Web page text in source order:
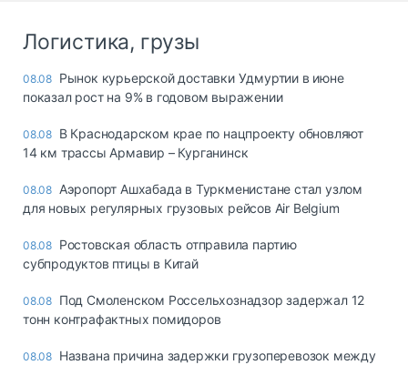
Логистика, грузы
08.08 Рынок курьерской доставки Удмуртии в июне
показал рост на 9% в годовом выражении
08.08 В Краснодарском крае по нацпроекту обновляют
14 км трассы Армавир – Курганинск
08.08 Аэропорт Ашхабада в Туркменистане стал узлом
для новых регулярных грузовых рейсов Air Belgium
08.08 Ростовская область отправила партию
субпродуктов птицы в Китай
08.08 Под Смоленском Россельхознадзор задержал 12
тонн контрафактных помидоров
08.08 Названа причина задержки грузоперевозок между